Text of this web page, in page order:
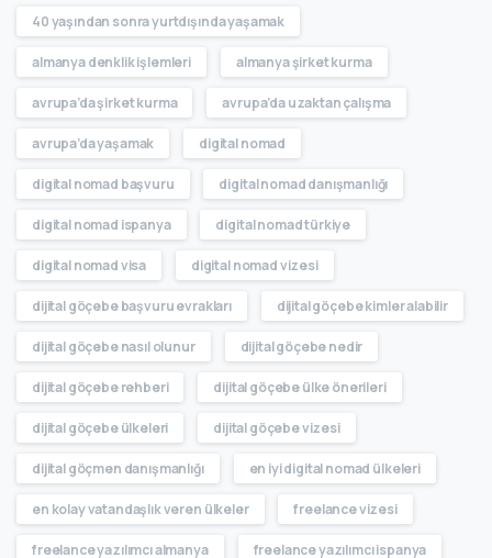
40 yaşından sonra yurtdışında yaşamak
almanya denklik işlemleri almanya şirket kurma
avrupa’da şirket kurma avrupa’da uzaktan çalışma
avrupa’da yaşamak digital nomad
digital nomad başvuru digital nomad danışmanlığı
digital nomad ispanya digital nomad türkiye
digital nomad visa digital nomad vizesi
dijital göçebe başvuru evrakları dijital göçebe kimler alabilir
dijital göçebe nasıl olunur dijital göçebe nedir
dijital göçebe rehberi dijital göçebe ülke önerileri
dijital göçebe ülkeleri dijital göçebe vizesi
dijital göçmen danışmanlığı en iyi digital nomad ülkeleri
en kolay vatandaşlık veren ülkeler freelance vizesi
freelance yazılımcı almanya freelance yazılımcı ispanya